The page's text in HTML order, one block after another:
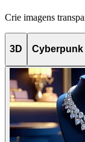
Crie imagens
3D Cyberpunk